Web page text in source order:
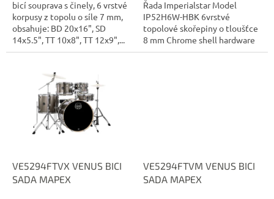
bicí souprava s činely, 6 vrstvé
korpusy z topolu o síle 7 mm,
obsahuje: BD 20x16", SD
14x5.5", TT 10x8", TT 12x9",...
Řada Imperialstar Model
IP52H6W-HBK 6vrstvé
topolové skořepiny o tloušťce
8 mm Chrome shell hardware
Držák na tom...
VE5294FTVX VENUS BICI
SADA MAPEX
VE5294FTVM VENUS BICI
SADA MAPEX